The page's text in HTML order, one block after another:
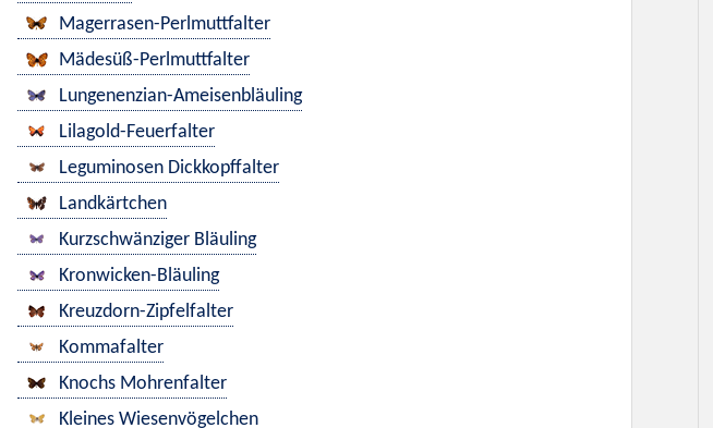
Magerrasen-Perlmuttfalter
Mädesüß-Perlmuttfalter
Lungenenzian-Ameisenbläuling
Lilagold-Feuerfalter
Leguminosen Dickkopffalter
Landkärtchen
Kurzschwänziger Bläuling
Kronwicken-Bläuling
Kreuzdorn-Zipfelfalter
Kommafalter
Knochs Mohrenfalter
Kleines Wiesenvögelchen